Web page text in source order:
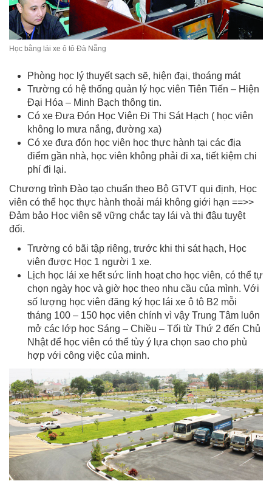
Học bằng lái xe ô tô Đà Nẵng
Phòng học lý thuyết sạch sẽ, hiện đại, thoáng mát
Trường có hệ thống quản lý học viên Tiên Tiến – Hiện
Đại Hóa – Minh Bạch thông tin.
Có xe Đưa Đón Học Viên Đi Thi Sát Hạch ( học viên
không lo mưa nắng, đường xa)
Có xe đưa đón học viên học thực hành tại các địa
điểm gần nhà, học viên không phải đi xa, tiết kiệm chi
phí đi lại.
Chương trình Đào tạo chuẩn theo Bộ GTVT qui định, Học
viên có thể học thực hành thoải mái không giới hạn ==>>
Đảm bảo Học viên sẽ vững chắc tay lái và thi đậu tuyệt
đối.
Trường có bãi tập riêng, trước khi thi sát hạch, Học
viên được Học 1 người 1 xe.
Lịch học lái xe hết sức linh hoạt cho học viên, có thể tự
chọn ngày học và giờ học theo nhu cầu của mình. Với
số lượng học viên đăng ký học lái xe ô tô B2 mỗi
tháng 100 – 150 học viên chính vì vậy Trung Tâm luôn
mở các lớp học Sáng – Chiều – Tối từ Thứ 2 đến Chủ
Nhật để học viên có thể tùy ý lựa chọn sao cho phù
hợp với công việc của minh.